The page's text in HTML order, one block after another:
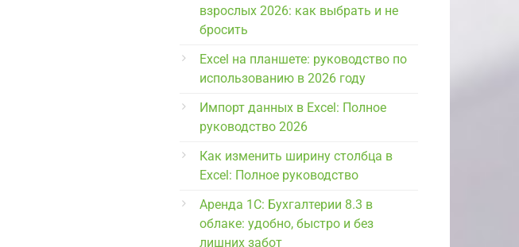
взрослых 2026: как выбрать и не
бросить
Excel на планшете: руководство по
использованию в 2026 году
Импорт данных в Excel: Полное
руководство 2026
Как изменить ширину столбца в
Excel: Полное руководство
Аренда 1С: Бухгалтерии 8.3 в
облаке: удобно, быстро и без
лишних забот